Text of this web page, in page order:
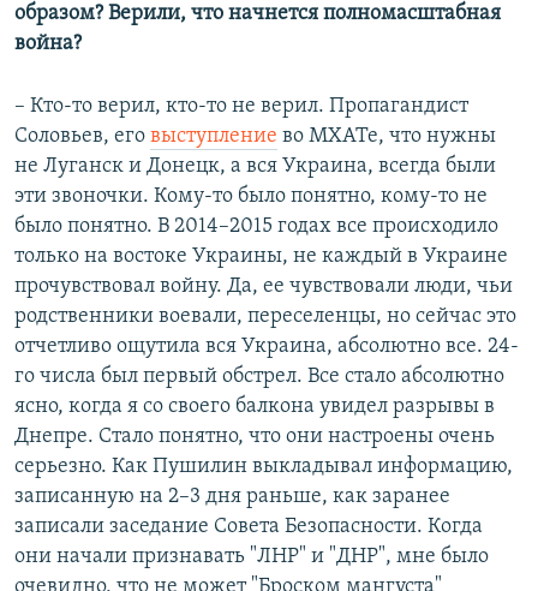
образом? Верили, что начнется полномасштабная
война?
– Кто-то верил, кто-то не верил. Пропагандист
Соловьев, его выступление во МХАТе, что нужны
не Луганск и Донецк, а вся Украина, всегда были
эти звоночки. Кому-то было понятно, кому-то не
было понятно. В 2014–2015 годах все происходило
только на востоке Украины, не каждый в Украине
прочувствовал войну. Да, ее чувствовали люди, чьи
родственники воевали, переселенцы, но сейчас это
отчетливо ощутила вся Украина, абсолютно все. 24-
го числа был первый обстрел. Все стало абсолютно
ясно, когда я со своего балкона увидел разрывы в
Днепре. Стало понятно, что они настроены очень
серьезно. Как Пушилин выкладывал информацию,
записанную на 2–3 дня раньше, как заранее
записали заседание Совета Безопасности. Когда
они начали признавать "ЛНР" и "ДНР", мне было